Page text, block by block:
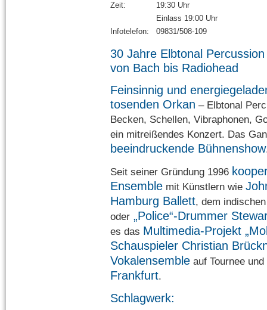
Zeit:
19:30 Uhr
Einlass 19:00 Uhr
Infotelefon: 09831/508-109
30 Jahre Elbtonal
von Bach bis Radiohead
Feinsinnig und
tosenden Orkan – Elbtonal
Becken, Schellen, Vibraphonen,
ein mitreißendes Konzert. Das
beeindruckende Bühnenshow
Seit seiner Gründung 1996
Ensemble mit Künstlern wie
Hamburg Ballett, dem
oder „Police“-Drummer
es das Multimedia-Projekt
Schauspieler Christian
Vokalensemble auf Tournee
Frankfurt.
Schlagwerk: